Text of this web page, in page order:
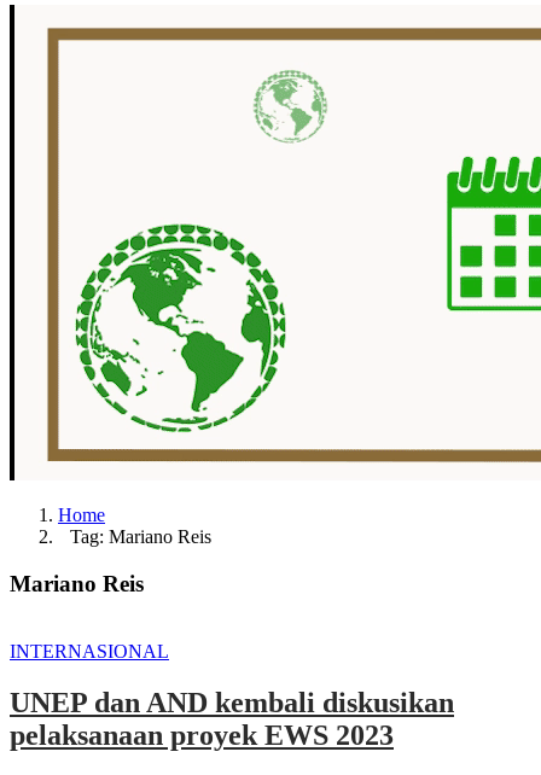
Home
Tag: Mariano Reis
Mariano Reis
INTERNASIONAL
UNEP dan AND kembali diskusikan
pelaksanaan proyek EWS 2023